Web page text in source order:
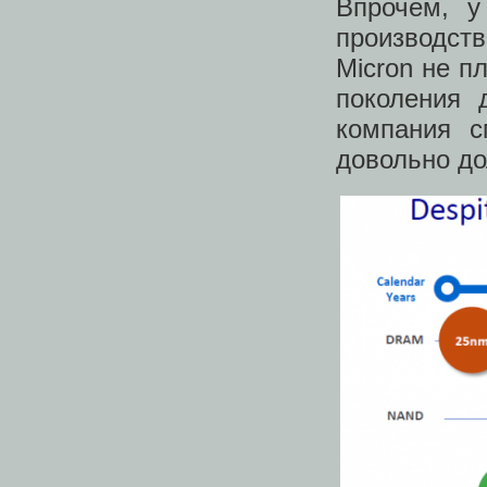
Впрочем,
Micron не
поколения
компания
довольно